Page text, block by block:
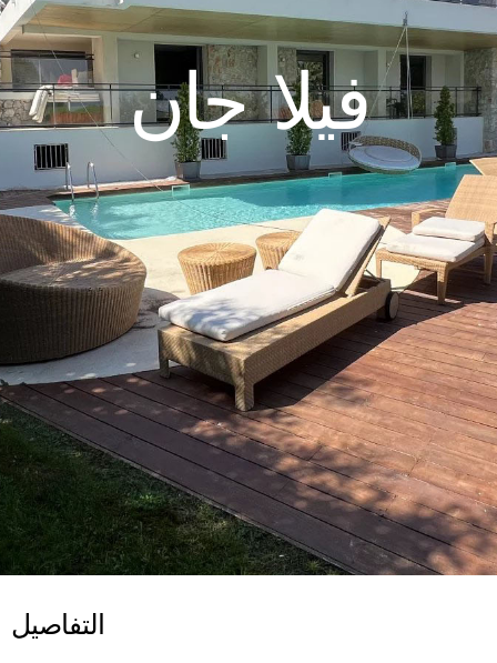
فيلا جان
التفاصيل